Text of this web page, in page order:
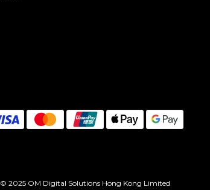
© 2025 OM Digital Solutions Hong Kong Limited